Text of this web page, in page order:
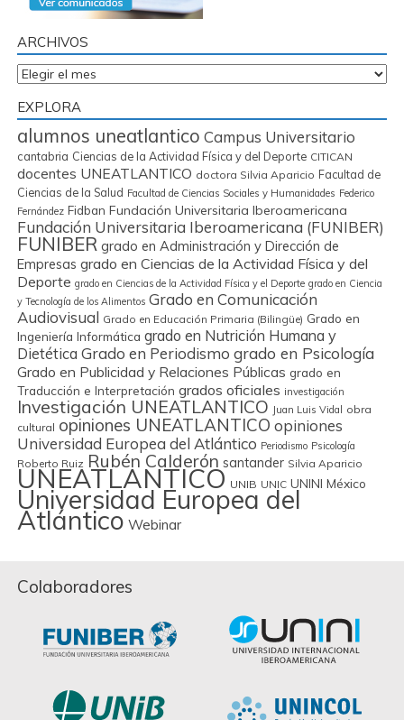
ARCHIVOS
Archivos
EXPLORA
alumnos uneatlantico Campus Universitario
cantabria Ciencias de la Actividad Física y del Deporte CITICAN
docentes UNEATLANTICO doctora Silvia Aparicio Facultad de
Ciencias de la Salud Facultad de Ciencias Sociales y Humanidades Federico
Fernández Fidban Fundación Universitaria Iberoamericana
Fundación Universitaria Iberoamericana (FUNIBER)
FUNIBER grado en Administración y Dirección de
Empresas grado en Ciencias de la Actividad Física y del
Deporte grado en Ciencias de la Actividad Física y el Deporte grado en Ciencia
y Tecnología de los Alimentos Grado en Comunicación
Audiovisual Grado en Educación Primaria (Bilingüe) Grado en
Ingeniería Informática grado en Nutrición Humana y
Dietética Grado en Periodismo grado en Psicología
Grado en Publicidad y Relaciones Públicas grado en
Traducción e Interpretación grados oficiales investigación
Investigación UNEATLANTICO Juan Luis Vidal
obra
cultural opiniones UNEATLANTICO opiniones
Universidad Europea del Atlántico Periodismo Psicología
Roberto Ruiz Rubén Calderón santander Silvia Aparicio
UNEATLANTICO UNIB UNIC UNINI México
Universidad Europea del
Atlántico Webinar
Colaboradores